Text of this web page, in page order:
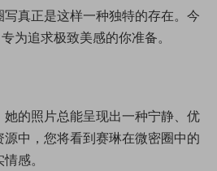
真正是这样一种独特的存在。今
为追求极致美感的你准备。
的照片总能呈现出一种宁静、优
中，您将看到赛琳在微密圈中的
感。